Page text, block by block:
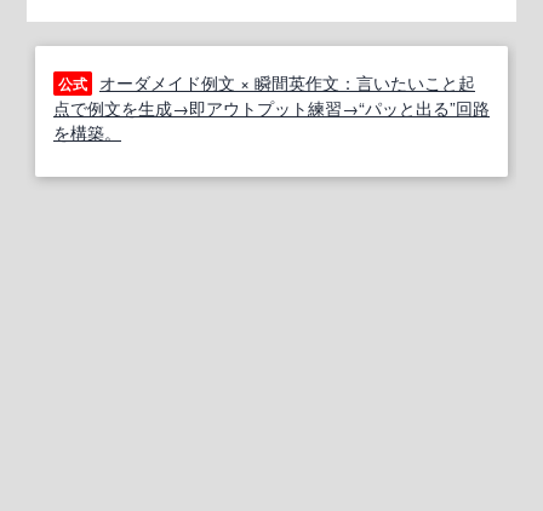
公式
オーダメイド例文 × 瞬間英作文：言いたいこと起
点で例文を生成→即アウトプット練習→“パッと出る”回路
を構築。